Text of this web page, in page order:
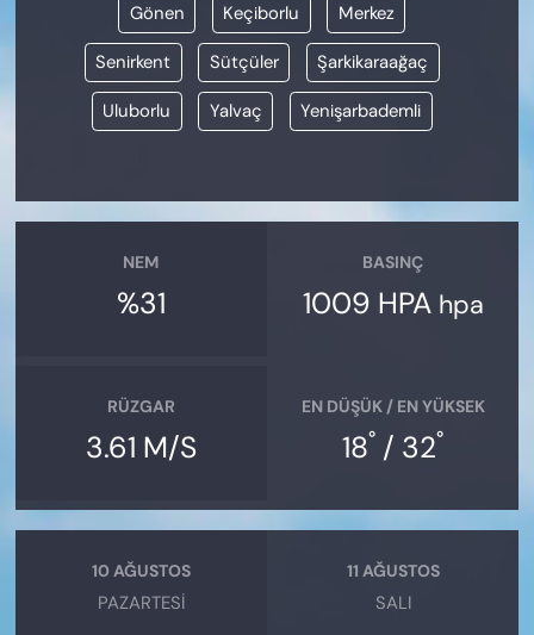
Gönen Keçiborlu Merkez
Senirkent Sütçüler Şarkikaraağaç
Uluborlu Yalvaç Yenişarbademli
NEM
%31
BASINÇ
1009 HPA hpa
RÜZGAR
3.61 M/S
EN DÜŞÜK / EN YÜKSEK
18° / 32°
10 AĞUSTOS
PAZARTESI
11 AĞUSTOS
SALI
VAN VE DİYARBAKIR HABERLERİ